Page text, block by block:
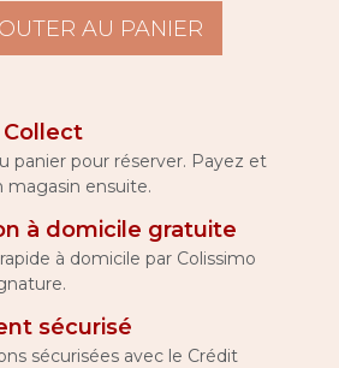
AU PANIER
Collect
panier pour réserver. Payez et
magasin ensuite.
à domicile gratuite
à domicile par Colissimo
sécurisé
sécurisées avec le Crédit